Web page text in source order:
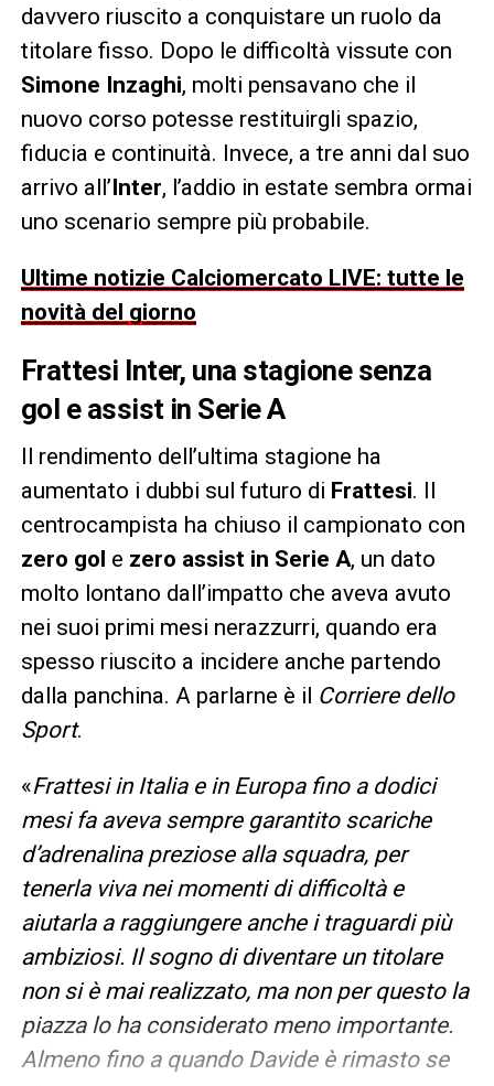
davvero riuscito a conquistare un ruolo da
titolare fisso. Dopo le difficoltà vissute con
Simone Inzaghi, molti pensavano che il
nuovo corso potesse restituirgli spazio,
fiducia e continuità. Invece, a tre anni dal suo
arrivo all’Inter, l’addio in estate sembra ormai
uno scenario sempre più probabile.
Ultime notizie Calciomercato LIVE: tutte le
novità del giorno
Frattesi Inter, una stagione senza
gol e assist in Serie A
Il rendimento dell’ultima stagione ha
aumentato i dubbi sul futuro di Frattesi. Il
centrocampista ha chiuso il campionato con
zero gol e zero assist in Serie A, un dato
molto lontano dall’impatto che aveva avuto
nei suoi primi mesi nerazzurri, quando era
spesso riuscito a incidere anche partendo
dalla panchina. A parlarne è il Corriere dello
Sport.
«Frattesi in Italia e in Europa fino a dodici
mesi fa aveva sempre garantito scariche
d’adrenalina preziose alla squadra, per
tenerla viva nei momenti di difficoltà e
aiutarla a raggiungere anche i traguardi più
ambiziosi. Il sogno di diventare un titolare
non si è mai realizzato, ma non per questo la
piazza lo ha considerato meno importante.
Almeno fino a quando Davide è rimasto se